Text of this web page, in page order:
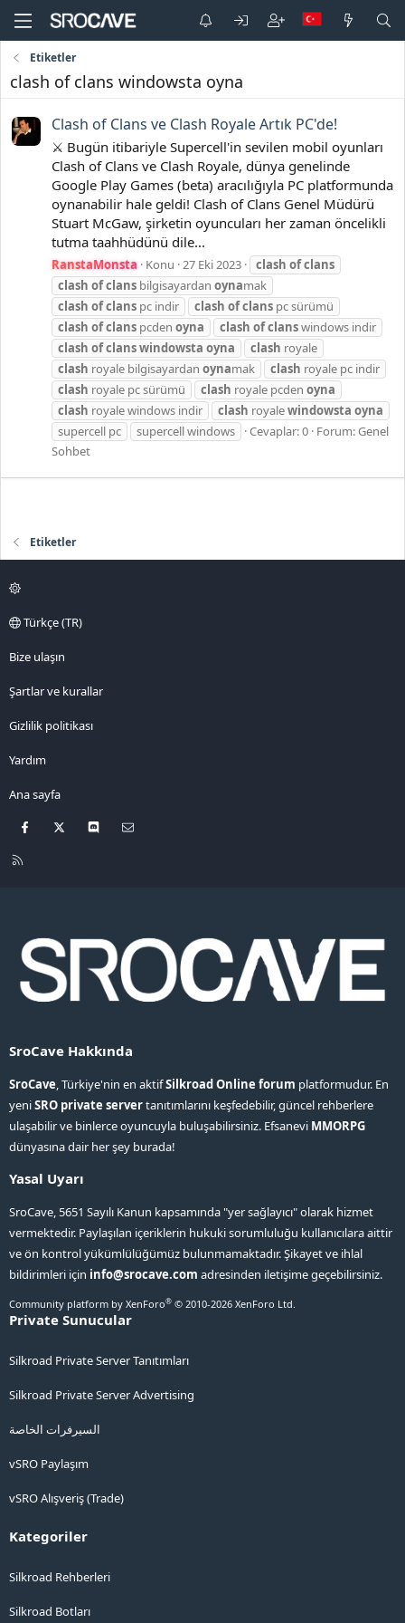
Etiketler
clash of clans windowsta oyna
Clash of Clans ve Clash Royale Artık PC'de!
⚔️ Bugün itibariyle Supercell'in sevilen mobil oyunları
Clash of Clans ve Clash Royale, dünya genelinde
Google Play Games (beta) aracılığıyla PC platformunda
oynanabilir hale geldi! Clash of Clans Genel Müdürü
Stuart McGaw, şirketin oyuncuları her zaman öncelikli
tutma taahhüdünü dile...
RanstaMonsta Konu 27 Eki 2023 clash ofclans
clash ofclans bilgisayardan oynamak
clash ofclans pc indir clash ofclans pc sürümü
clash ofclans pcden oyna clash ofclanswindows indir
clash ofclanswindowsta oyna clash royale
clash royale bilgisayardan oynamak clash royale pc indir
clash royale pc sürümü clash royale pcden oyna
clash royale windows indir clash royalewindowsta oyna
supercell pc
supercell windows Cevaplar: 0 Forum:Genel
Sohbet
Etiketler
Türkçe (TR)
Bize ulaşın
Şartlar ve kurallar
Gizlilik politikası
Yardım
Ana sayfa
Facebook Discord
R
SroCave Hakkında
SroCave, Türkiye'nin en aktifSilkroad Online forum platformudur. En
yeniSRO private servertanıtımlarını keşfedebilir, güncel rehberlere
ulaşabilir ve binlerce oyuncuyla buluşabilirsiniz. Efsanevi MMORPG
dünyasına dair her şey burada!
Yasal Uyarı
SroCave, 5651 Sayılı Kanun kapsamında "yer sağlayıcı" olarak hizmet
vermektedir. Paylaşılan içeriklerin hukuki sorumluluğu kullanıcılara aittir
ve ön kontrol yükümlülüğümüz bulunmamaktadır. Şikayet ve ihlal
bildirimleri için info@srocave.com adresinden iletişime geçebilirsiniz.
Community platform by XenForo® © 2010-2026 XenForo Ltd.
Private Sunucular
Silkroad Private Server Tanıtımları
Silkroad Private Server Advertising
السيرفرات الخاصة
vSRO Paylaşım
vSRO Alışveriş (Trade)
Kategoriler
Silkroad Rehberleri
Silkroad Botları